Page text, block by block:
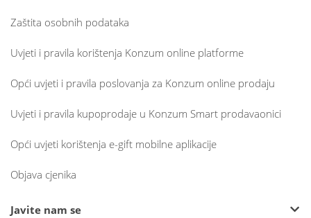
Zaštita osobnih podataka
Uvjeti i pravila korištenja Konzum online platforme
Opći uvjeti i pravila poslovanja za Konzum online prodaju
Uvjeti i pravila kupoprodaje u Konzum Smart prodavaonici
Opći uvjeti korištenja e-gift mobilne aplikacije
Objava cjenika
Javite nam se